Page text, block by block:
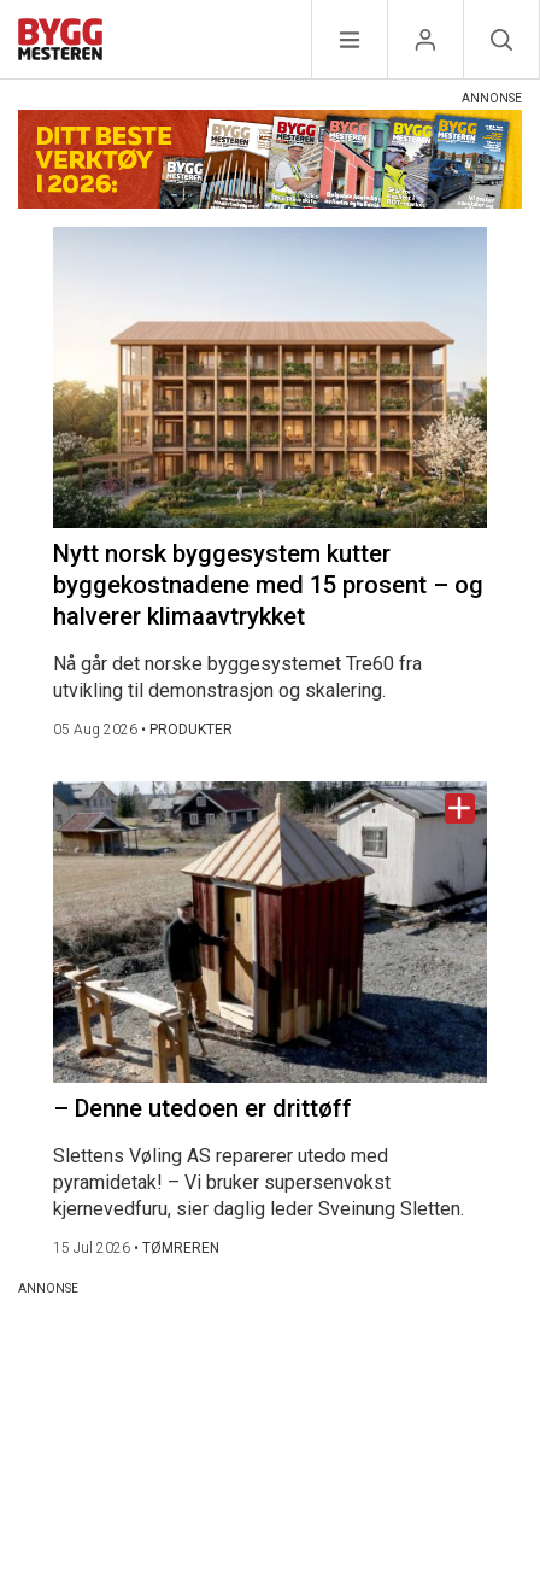
Nytt norsk byggesystem kutter
byggekostnadene med 15 prosent – og
halverer klimaavtrykket
Nå går det norske byggesystemet Tre60 fra
utvikling til demonstrasjon og skalering.
05 Aug 2026 • PRODUKTER
– Denne utedoen er drittøff
Slettens Vøling AS reparerer utedo med
pyramidetak! – Vi bruker supersenvokst
kjernevedfuru, sier daglig leder Sveinung Sletten.
15 Jul 2026 • TØMREREN